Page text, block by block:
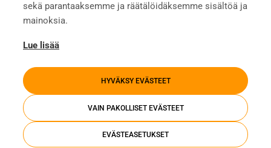
sekä parantaaksemme ja räätälöidäksemme sisältöä ja
mainoksia.
Lue lisää
HYVÄKSY EVÄSTEET
VAIN PAKOLLISET EVÄSTEET
EVÄSTEASETUKSET